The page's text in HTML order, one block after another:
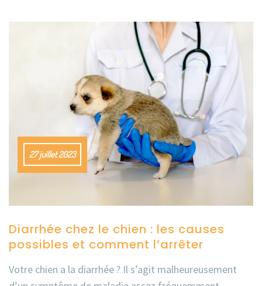
27 juillet 2023
Diarrhée chez le chien : les causes
possibles et comment l’arrêter
Votre chien a la diarrhée ? Il s’agit malheureusement